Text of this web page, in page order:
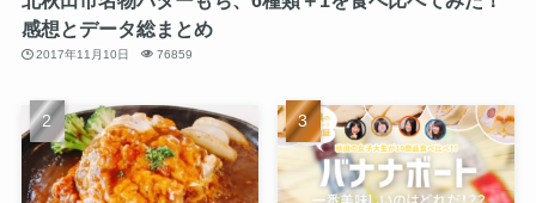
感想とデータ総まとめ
2017年11月10日 76859